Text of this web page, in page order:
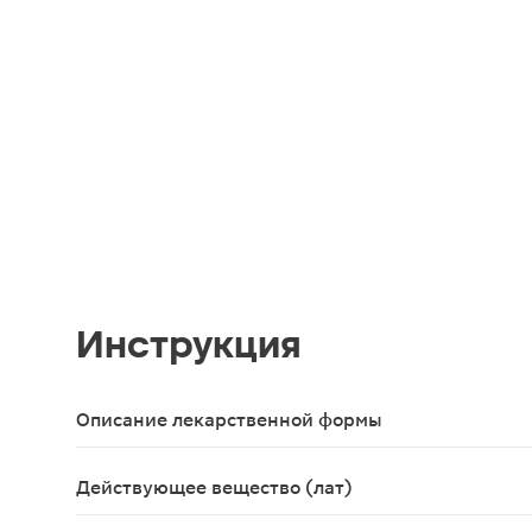
Инструкция
Описание лекарственной формы
Действующее вещество (лат)